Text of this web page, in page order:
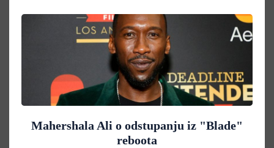
Mahershala Ali o odstupanju iz "Blade"
reboota